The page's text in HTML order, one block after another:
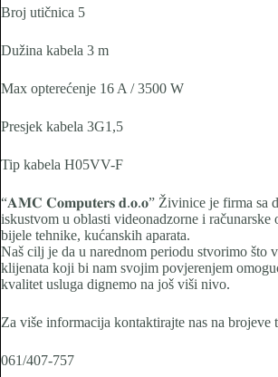
Broj utičnica 5
Dužina kabela 3 m
Max opterećenje 16 A / 3500 W
Presjek kabela 3G1,5
Tip kabela H05VV-F
“𝐀𝐌𝐂 𝐂𝐨𝐦𝐩𝐮𝐭𝐞𝐫𝐬 𝐝.𝐨.𝐨” Živinice je firma sa
iskustvom u oblasti videonadzorne i računarske
bijele tehnike, kućanskih aparata.
Naš cilj je da u narednom periodu stvorimo što
klijenata koji bi nam svojim povjerenjem
kvalitet usluga dignemo na još viši nivo.
Za više informacija kontaktirajte nas na brojeve
061/407-757